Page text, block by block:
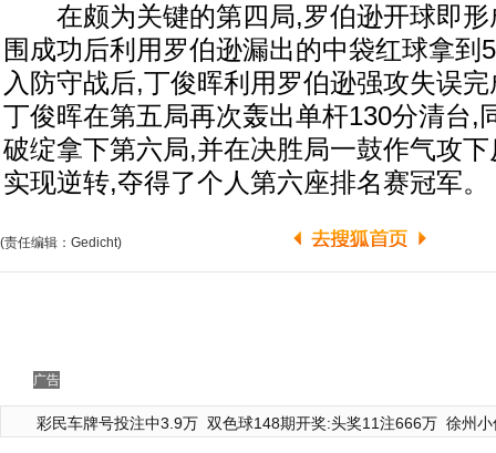
在颇为关键的第四局,罗伯逊开球即形
围成功后利用罗伯逊漏出的中袋红球拿到
入防守战后,丁俊晖利用罗伯逊强攻失误
丁俊晖在第五局再次轰出单杆130分清台,
破绽拿下第六局,并在决胜局一鼓作气攻
实现逆转,夺得了个人第六座排名赛冠军。
(责任编辑：Gedicht)
广告
彩民车牌号投注中3.9万 双色球148期开奖:头奖11注666万 徐州